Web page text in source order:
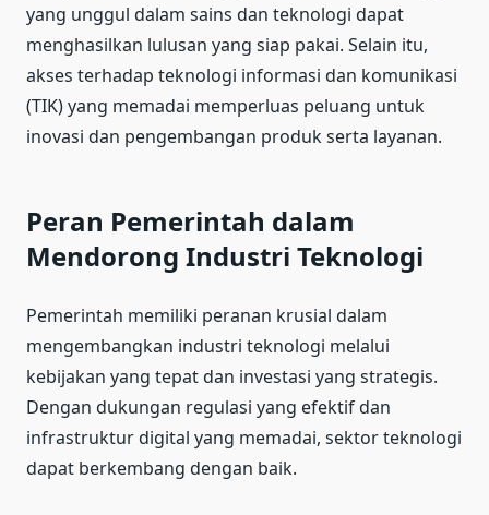
yang unggul dalam sains dan teknologi dapat
menghasilkan lulusan yang siap pakai. Selain itu,
akses terhadap teknologi informasi dan komunikasi
(TIK) yang memadai memperluas peluang untuk
inovasi dan pengembangan produk serta layanan.
Peran Pemerintah dalam
Mendorong Industri Teknologi
Pemerintah memiliki peranan krusial dalam
mengembangkan industri teknologi melalui
kebijakan yang tepat dan investasi yang strategis.
Dengan dukungan regulasi yang efektif dan
infrastruktur digital yang memadai, sektor teknologi
dapat berkembang dengan baik.